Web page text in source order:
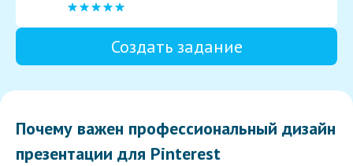
Создать задание
Почему важен профессиональный дизайн
презентации для Pinterest